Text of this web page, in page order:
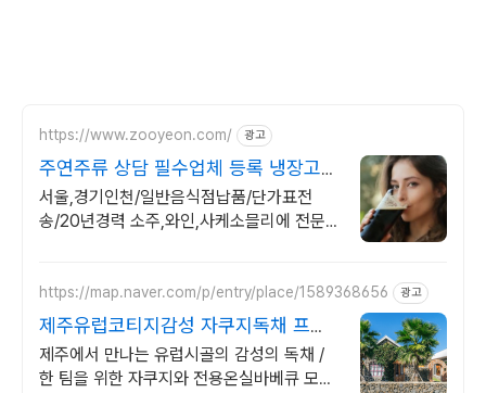
https://www.zooyeon.com/ 광고
주연주류 상담 필수업체 등록 냉장고/
제빙기/주류대출 지원
서울,경기인천/일반음식점납품/단가표전
송/20년경력 소주,와인,사케소믈리에 전문
https://map.naver.com/p/entry/place/1589368656 광고
제주유럽코티지감성 자쿠지독채 프라
이빗 제주여행, 유럽감성
제주에서 만나는 유럽시골의 감성의 독채 /
한 팀을 위한 자쿠지와 전용온실바베큐 모두